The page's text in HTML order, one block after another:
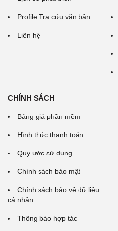
Profile Tra cứu văn bản
Liên hệ
CHÍNH SÁCH
Bảng giá phần mềm
Hình thức thanh toán
Quy ước sử dụng
Chính sách bảo mật
Chính sách bảo vệ dữ liệu
cá nhân
Thông báo hợp tác